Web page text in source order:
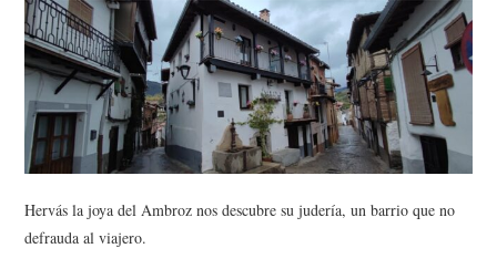
#ARVI
AMIGOS
CONTACTO
Hervás la joya del Ambroz nos descubre su judería, un barrio que no
defrauda al viajero.